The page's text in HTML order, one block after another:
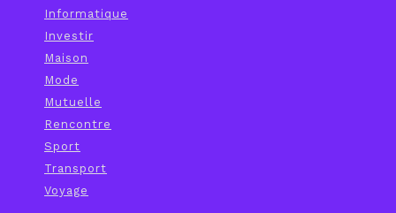
Informatique
Investir
Maison
Mode
Mutuelle
Rencontre
Sport
Transport
Voyage